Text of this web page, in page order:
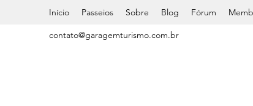
Início Passeios Sobre Blog Fórum
contato@garagemturismo.com.br